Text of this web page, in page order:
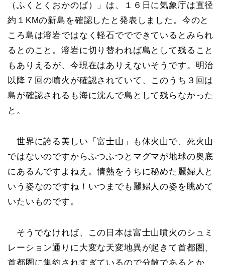
（ふくとくおかのば）」は、１６日に気象庁は直径
約１KMの新島を確認したと発表しました。今のと
ころ島は溶岩ではなく軽石ででできているとみられ
るとのこと。溶岩に切り替われば島として残ること
もありえるが、今現在はありえないそうです。明治
以降７回の噴火が確認されていて、このうち３回は
島が確認されるも海に沈んで島として残らなかった
と。
世界に誇る美しい「富士山」も休火山で、死火山
ではないのですからふつふつとマグマが地球の奥底
にあるんですよねえ。情熱をうちに秘めた麗婦人と
いう姿なのですね！いつまでも麗婦人の姿を眺めて
いたいものです。
そうでなければ、この日本は富士山噴火のシュミ
レーション通りに大変な天変地異が起きて首都圏、
首都圏に集約されすぎているので分散であるとか、